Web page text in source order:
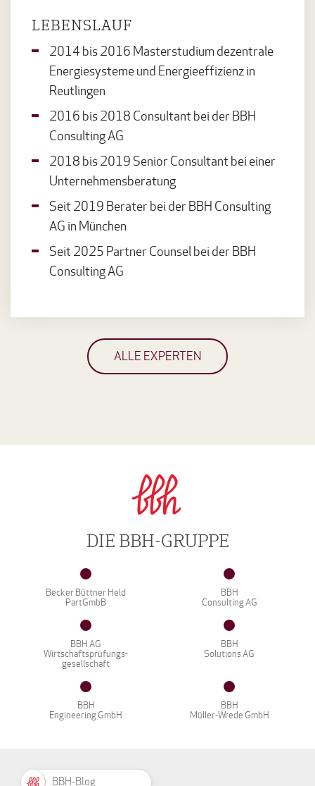
LEBENSLAUF
2014 bis 2016 Masterstudium dezentrale
Energiesysteme und Energieeffizienz in
Reutlingen
2016 bis 2018 Consultant bei der BBH
Consulting AG
2018 bis 2019 Senior Consultant bei einer
Unternehmensberatung
Seit 2019 Berater bei der BBH Consulting
AG in München
Seit 2025 Partner Counsel bei der BBH
Consulting AG
ALLE EXPERTEN
DIE BBH-GRUPPE
Becker Büttner Held
PartGmbB
BBH
Consulting AG
BBH AG
Wirtschaftsprüfungs-
gesellschaft
BBH
Solutions AG
BBH
Engineering GmbH
BBH
Müller-Wrede GmbH
BBH-Blog